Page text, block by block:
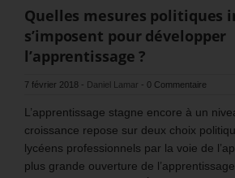
Quelles mesures politiques
s’imposent pour développer
l’apprentissage ?
7 février 2018 - Daniel Lamar - 0 Commentaire
L’apprentissage stagne encore à un
croissance repose sur deux choix
lycéens professionnels par la voie de
plus grande ouverture de